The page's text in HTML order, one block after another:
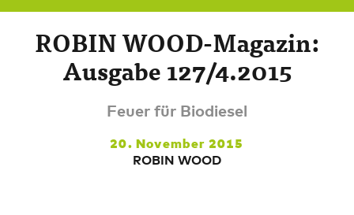
ROBIN WOOD-Magazin:
Ausgabe 127/4.2015
Feuer für Biodiesel
20. November 2015
ROBIN WOOD